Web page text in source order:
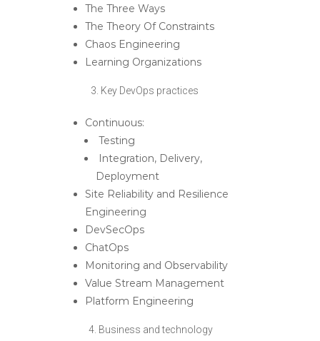
The Three Ways
The Theory Of Constraints
Chaos Engineering
Learning Organizations
3. Key DevOps practices
Continuous:
Testing
Integration, Delivery,
Deployment
Site Reliability and Resilience
Engineering
DevSecOps
ChatOps
Monitoring and Observability
Value Stream Management
Platform Engineering
4. Business and technology